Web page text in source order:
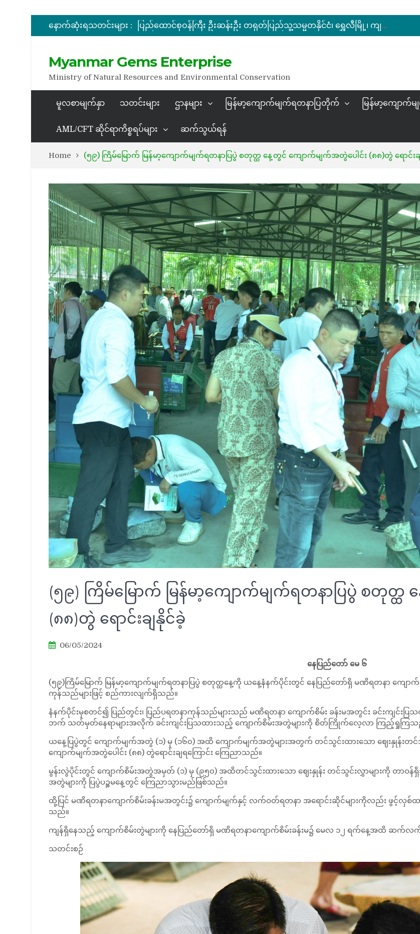
နောက်ဆုံးရသတင်းများ :
ပြည်ထောင်စုဝန်ကြီး ဦးဆန်းဦး တရုတ်ပြည်သူ့သမ္မတနိုင်ငံ၊ ရွှေလီမြို့၊ ကျယ်ဂေါင်နယ်စပ်ကုန်သွယ်ရေးဇုန်တွင် မြန်မာ့ကျောက်မျက်ရတနာပြပွဲ တက်ရောက်ဖွင့်လှစ်
နိုင်ငံတော်သမ္မတ ဦးမင်းအောင်လှိုင် မိုးကုတ်ရတနာမြေမှရှာဖွေတွေ့ရှိသည့် ထူးခြားလှပပြီး အရွယ်အစားကြီးမားသည့် နီလာအရိုင်းတုံးကြီးအားကြည့်ရှု
အိတ်ဖွင့်တင်ဒါခေါ်ယူခြင်း
Myanmar Gems Enterprise
Ministry of Natural Resources and Environmental Conservation
မူလစာမျက်နှာ သတင်းများ ဌာနများ မြန်မာ့ကျောက်မျက်ရတနာပြတိုက် မြန်မာ့ကျောက်
AML/CFT ဆိုင်ရာကိစ္စရပ်များ ဆက်သွယ်ရန်
Home (၅၉) ကြိမ်မြောက် မြန်မာ့ကျောက်မျက်ရတနာပြပွဲ စတုတ္ထ နေ့တွင် ကျောက်မျက်အတွဲပေါင်း (၈၈)တွဲ ရောင်းခ
(၅၉) ကြိမ်မြောက် မြန်မာ့ကျောက်မျက်ရတနာပြပွဲ စတုတ္
(၈၈)တွဲ ရောင်းချနိုင်ခဲ့
06/05/2024
နေပြည်တော် မေ ၆
(၅၉)ကြိမ်မြောက် မြန်မာ့ကျောက်မျက်ရတနာပြပွဲ စတုတ္ထနေ့ကို ယနေ့နံနက်ပိုင်းတွင် နေပြည်တော်ရှိ မဏိရတနာ ကျော
ကုန်သည်များဖြင့် စည်ကားလျက်ရှိသည်။
နံနက်ပိုင်းမှစတင်၍ ပြည်တွင်း၊ ပြည်ပရတနာကုန်သည်များသည် မဏိရတနာ ကျောက်စိမ်း ခန်းမအတွင်း ခင်းကျင်းပြသ
ဘက် သတ်မှတ်နေရာများအလိုက် ခင်းကျင်းပြသထားသည့် ကျောက်စိမ်းအတွဲများကို စိတ်ကြိုက်လေ့လာ ကြည့်ရှုကြ
ယနေ့ပြပွဲတွင် ကျောက်မျက်အတွဲ (၁) မှ (၁၆၀) အထိ ကျောက်မျက်အတွဲများအတွက် တင်သွင်းထားသော ဈေးနှုန်းတင်
ကျောက်မျက်အတွဲပေါင်း (၈၈) တွဲရောင်းချရကြောင်း ကြေညာသည်။
မွန်းလွဲပိုင်းတွင် ကျောက်စိမ်းအတွဲအမှတ် (၁) မှ (၉၅၀) အထိတင်သွင်းထားသော ဈေးနှုန်း တင်သွင်းလွှာများကို တာဝန်ရှိ
အတွဲများကို ပြပွဲပဉ္စမနေ့တွင် ကြေညာသွားမည်ဖြစ်သည်။
ထို့ပြင် မဏိရတနာကျောက်စိမ်းခန်းမအတွင်း၌ ကျောက်မျက်နှင့် လက်ဝတ်ရတနာ အရောင်းဆိုင်များကိုလည်း ဖွင့်လှစ်
သည်။
ကျန်ရှိနေသည့် ကျောက်စိမ်းတွဲများကို နေပြည်တော်ရှိ မဏိရတနာကျောက်စိမ်းခန်းမ၌ မေလ ၁၂ ရက်နေ့အထိ ဆက်လက်
သတင်းစဉ်